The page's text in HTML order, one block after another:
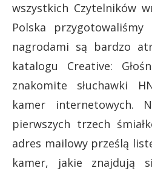
wszystkich Czytelników
Polska
nagrodami są bardzo
katalogu Creative:
znakomite słuchawki
kamer internetowych.
pierwszych trzech
adres mailowy prześlą
kamer, jakie znajdują